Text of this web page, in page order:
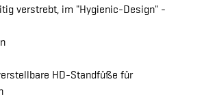
verstrebt, im "Hygienic-Design" -
HD-Standfüße für